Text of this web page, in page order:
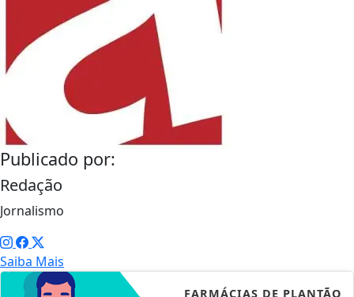
Publicado por:
Redação
Jornalismo
Saiba Mais
FARMÁCIAS DE PLANTÃO